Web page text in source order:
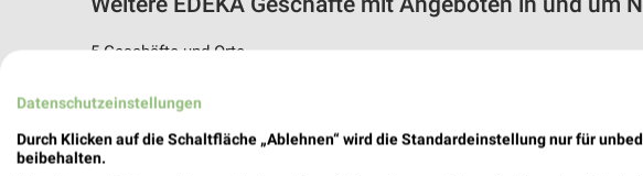
5 Geschäfte und Orte
EDEKA Angebote in Siegen - Gosenbach
Siegen - Gosenbach, Deutschland
Datenschutzeinstellungen
Durch Klicken auf die Schaltfläche „Ablehnen“ wird die Standardeinstellung nur für
beibehalten.